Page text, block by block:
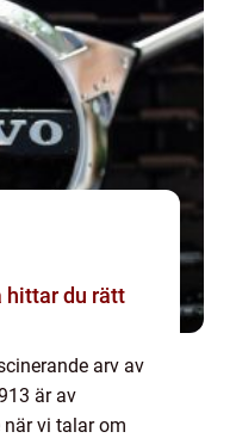
hittar du rätt
arv av
är av
vi talar om